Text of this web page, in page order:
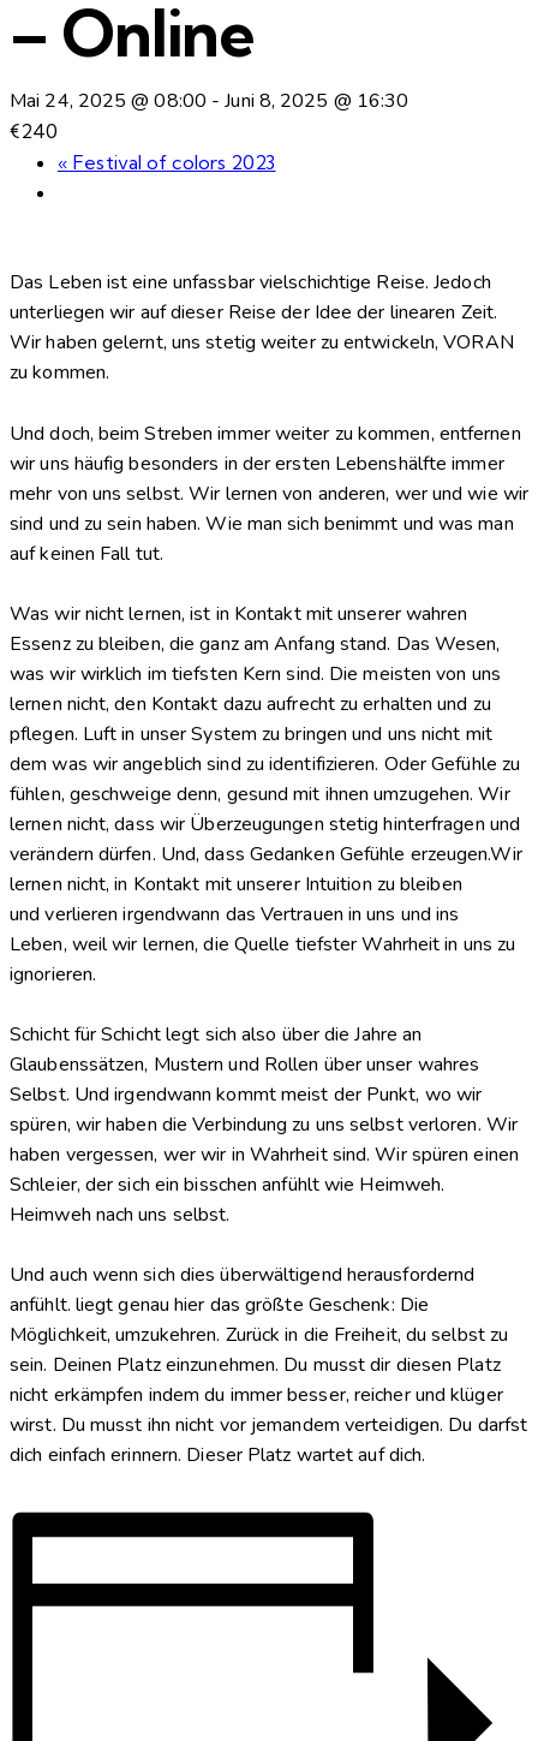
– Online
Mai 24, 2025 @ 08:00 -Juni 8, 2025 @ 16:30
€240
« Festival of colors 2023
Das Leben ist eine unfassbar vielschichtige Reise. Jedoch
unterliegen wir auf dieser Reise der Idee der linearen Zeit.
Wir haben gelernt, uns stetig weiter zu entwickeln, VORAN
zu kommen.
Und doch, beim Streben immer weiter zu kommen, entfernen
wir uns häufig besonders in der ersten Lebenshälfte immer
mehr von uns selbst.Wir lernen von anderen, wer und wie wir
sind und zu sein haben. Wie man sich benimmt und was man
auf keinen Fall tut.
Was wir nicht lernen, ist in Kontakt mit unserer wahren
Essenz zu bleiben, die ganz am Anfang stand. Das Wesen,
was wir wirklich im tiefsten Kern sind. Die meisten von uns
lernen nicht, den Kontakt dazu aufrecht zu erhalten und zu
pflegen. Luft in unser System zu bringen und uns nicht mit
dem was wir angeblich sind zu identifizieren. Oder Gefühle zu
fühlen, geschweige denn, gesund mit ihnen umzugehen. Wir
lernen nicht, dass wir Überzeugungen stetig hinterfragen und
verändern dürfen. Und, dass Gedanken Gefühle erzeugen.Wir
lernen nicht, in Kontakt mit unserer Intuition zu bleiben
undverlieren irgendwann das Vertrauen in uns und ins
Leben, weil wir lernen, die Quelle tiefster Wahrheit in uns zu
ignorieren.
Schicht für Schicht legt sich also über die Jahre an
Glaubenssätzen, Mustern und Rollen über unser wahres
Selbst. Und irgendwann kommt meist der Punkt, wo wir
spüren, wir haben die Verbindung zu uns selbst verloren. Wir
haben vergessen, wer wir in Wahrheit sind. Wir spüren einen
Schleier, der sich ein bisschen anfühlt wie Heimweh.
Heimweh nach uns selbst.
Und auch wenn sich dies überwältigend herausfordernd
anfühlt. liegt genau hier das größte Geschenk: Die
Möglichkeit, umzukehren. Zurück in die Freiheit, du selbst zu
sein. Deinen Platz einzunehmen. Du musst dir diesen Platz
nicht erkämpfen indem du immer besser, reicher und klüger
wirst. Du musst ihn nicht vor jemandem verteidigen. Du darfst
dich einfach erinnern. Dieser Platz wartet auf dich.